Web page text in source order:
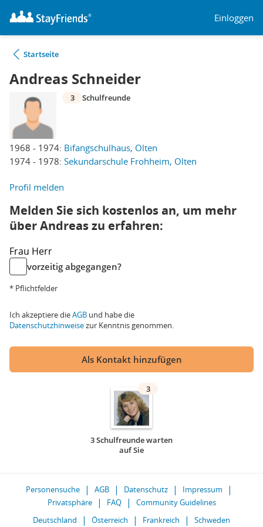
Einloggen
Startseite
Andreas Schneider
1968 - 1974: Bifangschulhaus, Olten
1974 - 1978: Sekundarschule Frohheim, Olten
3 Schulfreunde
Profil melden
Melden Sie sich kostenlos an, um mehr
über Andreas zu erfahren:
Frau Herr
vorzeitig abgegangen?
* Pflichtfelder
Ich akzeptiere dieAGB und habe die
Datenschutzhinweisezur Kenntnis genommen.
Als Kontakt hinzufügen
3
3 Schulfreunde warten
auf Sie
Personensuche AGB Datenschutz
Impressum
Privatsphäre
FAQ
Community Guidelines
Deutschland
Österreich Frankreich Schweden